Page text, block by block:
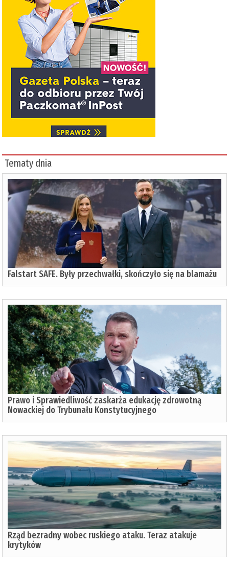
Tematy dnia
Falstart SAFE. Były przechwałki, skończyło się na blamażu
Prawo i Sprawiedliwość zaskarża edukację zdrowotną
Nowackiej do Trybunału Konstytucyjnego
Rząd bezradny wobec ruskiego ataku. Teraz atakuje
krytyków